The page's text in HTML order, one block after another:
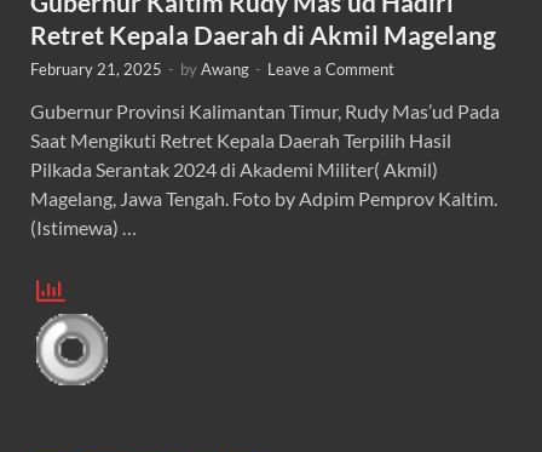
Retret Kepala Daerah di Akmil Magelang
February 21, 2025 - byAwang - Leave a Comment
Gubernur Provinsi Kalimantan Timur, Rudy Mas’ud Pada
Saat Mengikuti Retret Kepala Daerah Terpilih Hasil
Pilkada Serantak 2024 di Akademi Militer( Akmil)
Magelang, Jawa Tengah. Foto by Adpim Pemprov Kaltim.
(Istimewa) …